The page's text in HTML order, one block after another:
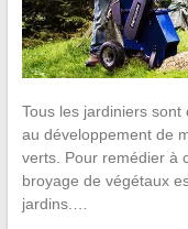
Tous les jardiniers
au développement de
verts. Pour remédier à
broyage de végétaux
jardins.…